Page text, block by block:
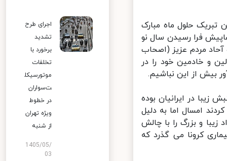
حلول ماه مبارک
فرا رسیدن سال نو
مردم عزیز (اصحاب
و خادمین خود را در
در ایرانیان بوده
امسال اما به دلیل
و بزرگ را با چالش
کرونا می­ گذرد که
اجرای طرح
تشدید
برخورد با
تخلفات
موتورسیکل
ت‌سواران
در خطوط
ویژه تهران
از شنبه
1405/05/
03